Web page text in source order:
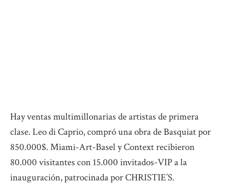
Hay ventas multimillonarias de artistas de primera
clase. Leo di Caprio, compró una obra de Basquiat por
850.000$. Miami-Art-Basel y Context recibieron
80.000 visitantes con 15.000 invitados-VIP a la
inauguración, patrocinada por CHRISTIE’S.